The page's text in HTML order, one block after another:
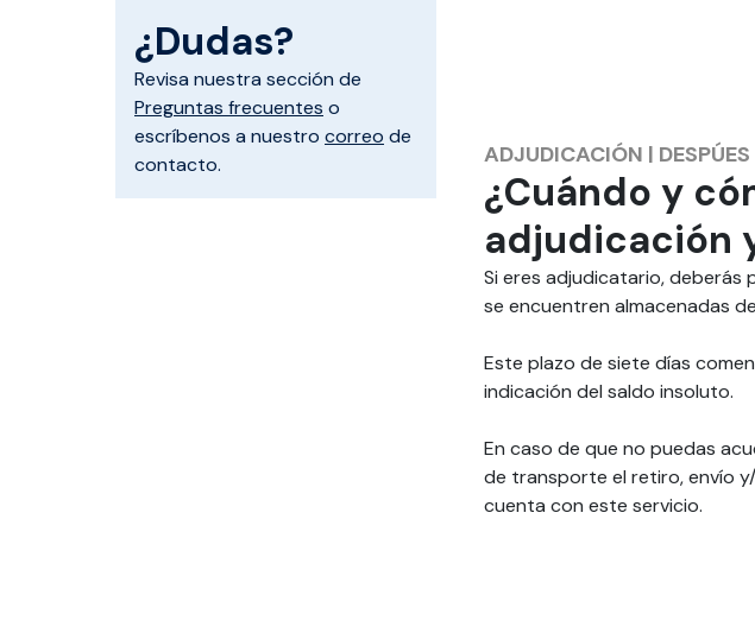
¿Dudas?
Revisa nuestra sección de
Preguntas frecuentes o
escríbenos a nuestro correo de
contacto.
ADJUDICACIÓN |
¿Cuándo y
adjudicación
Si eres adjudicatario, deberás
se encuentren almacenadas
Este plazo de siete días
indicación del saldo insoluto.
En caso de que no puedas
de transporte el retiro, envío
cuenta con este servicio.